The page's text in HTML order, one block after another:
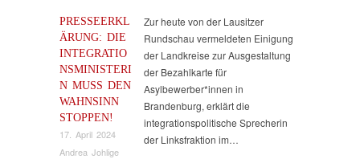
PRESSEERKL
ÄRUNG: DIE
INTEGRATIO
NSMINISTERI
N MUSS DEN
WAHNSINN
STOPPEN!
17. April 2024
Andrea Johlige
Zur heute von der Lausitzer
Rundschau vermeldeten Einigung
der Landkreise zur Ausgestaltung
der Bezahlkarte für
Asylbewerber*innen in
Brandenburg, erklärt die
integrationspolitische Sprecherin
der Linksfraktion im…